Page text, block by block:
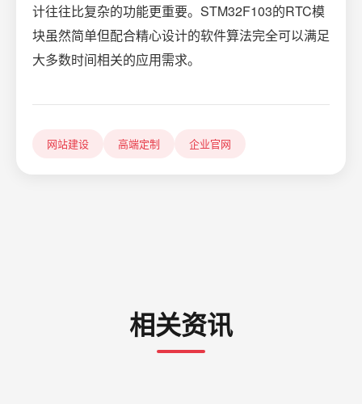
计往往比复杂的功能更重要。STM32F103的RTC模
块虽然简单但配合精心设计的软件算法完全可以满足
大多数时间相关的应用需求。
网站建设 高端定制 企业官网
相关资讯